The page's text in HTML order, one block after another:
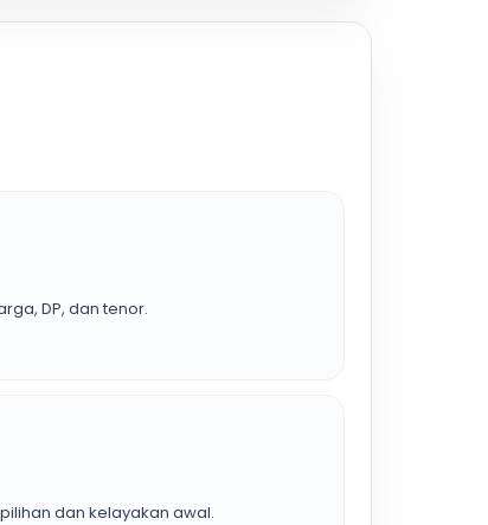
DP, dan tenor.
dan kelayakan awal.